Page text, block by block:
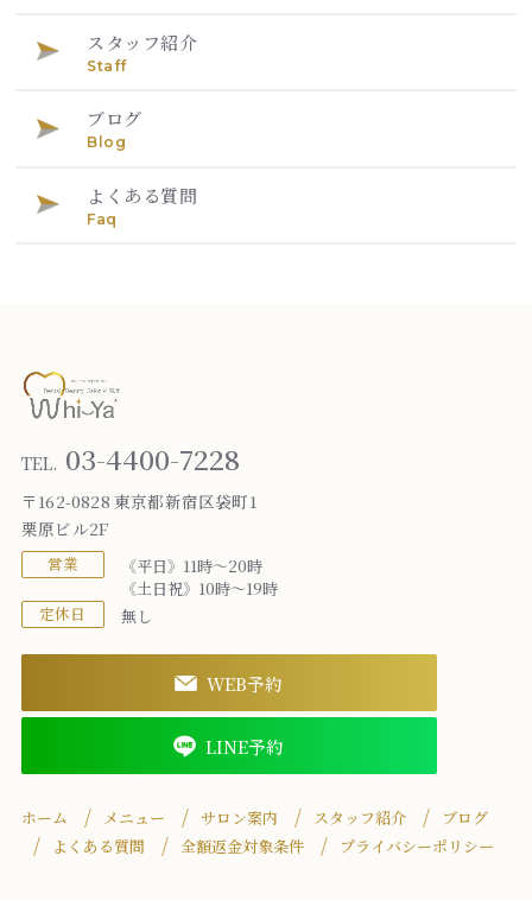
スタッフ紹介
Staff
ブログ
Blog
よくある質問
Faq
TEL. 03-4400-7228
〒162-0828 東京都新宿区袋町1
栗原ビル2F
営業
《平日》11時～20時
《土日祝》10時～19時
定休日 無し
WEB予約
LINE予約
ホーム メニュー サロン案内 スタッフ紹介
ブログ
よくある質問
全額返金対象条件 プライバシーポリシー